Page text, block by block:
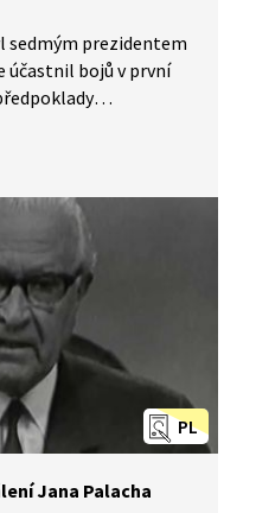
sedmým prezidentem
účastnil bojů v první
PL
Jana Palacha